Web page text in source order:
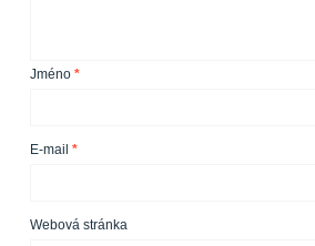
Jméno *
E-mail *
Webová stránka